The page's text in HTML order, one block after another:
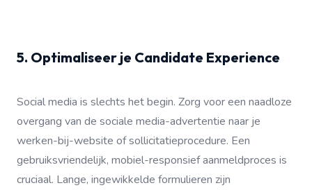
5. Optimaliseer je Candidate Experience
Social media is slechts het begin. Zorg voor een naadloze
overgang van de sociale media-advertentie naar je
werken-bij-website of sollicitatieprocedure. Een
gebruiksvriendelijk, mobiel-responsief aanmeldproces is
cruciaal. Lange, ingewikkelde formulieren zijn